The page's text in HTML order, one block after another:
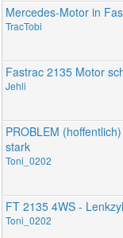
Mercedes-Motor in
TracTobi
Fastrac 2135 Motor
Jehli
PROBLEM
stark
Toni_0202
FT 2135 4WS -
Toni_0202